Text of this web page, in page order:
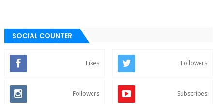
SOCIAL COUNTER
Likes Followers
Followers Subscribes